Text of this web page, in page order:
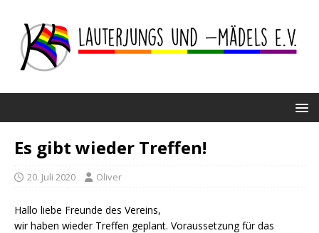
Es gibt wieder Treffen!
20. Juli 2020 Oliver
Hallo liebe Freunde des Vereins,
wir haben wieder Treffen geplant. Voraussetzung für das